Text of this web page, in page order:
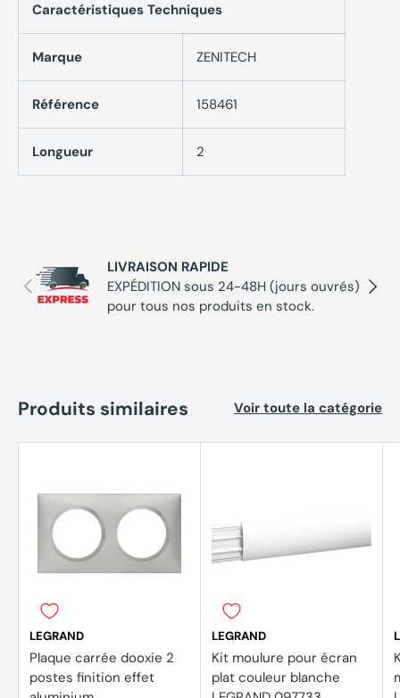
Caractéristiques Techniques
Marque ZENITECH
Référence 158461
Longueur 2
Précédent
LIVRAISON RAPIDE
EXPÉDITION sous 24-48H (jours ouvrés)
pour tous nos produits en stock.
Produits similaires Voir toute la catégorie
LEGRAND
Plaque carrée dooxie 2
postes finition effet
LEGRAND
Kit moulure pour écran
plat couleur blanche